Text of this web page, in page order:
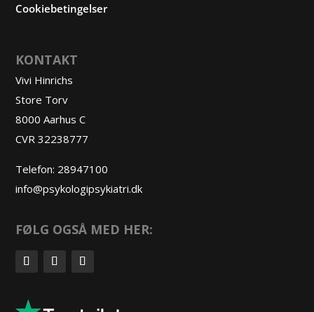
Cookiebetingelser
KONTAKT
Vivi Hinrichs
Store Torv
8000 Aarhus C
CVR 32238777
Telefon: 28947100
info@psykologipsykiatri.dk
FØLG OGSÅ MED HER: